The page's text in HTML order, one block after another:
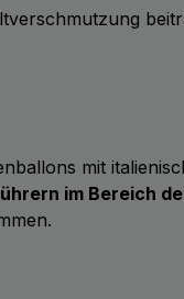
mit
im Bereich